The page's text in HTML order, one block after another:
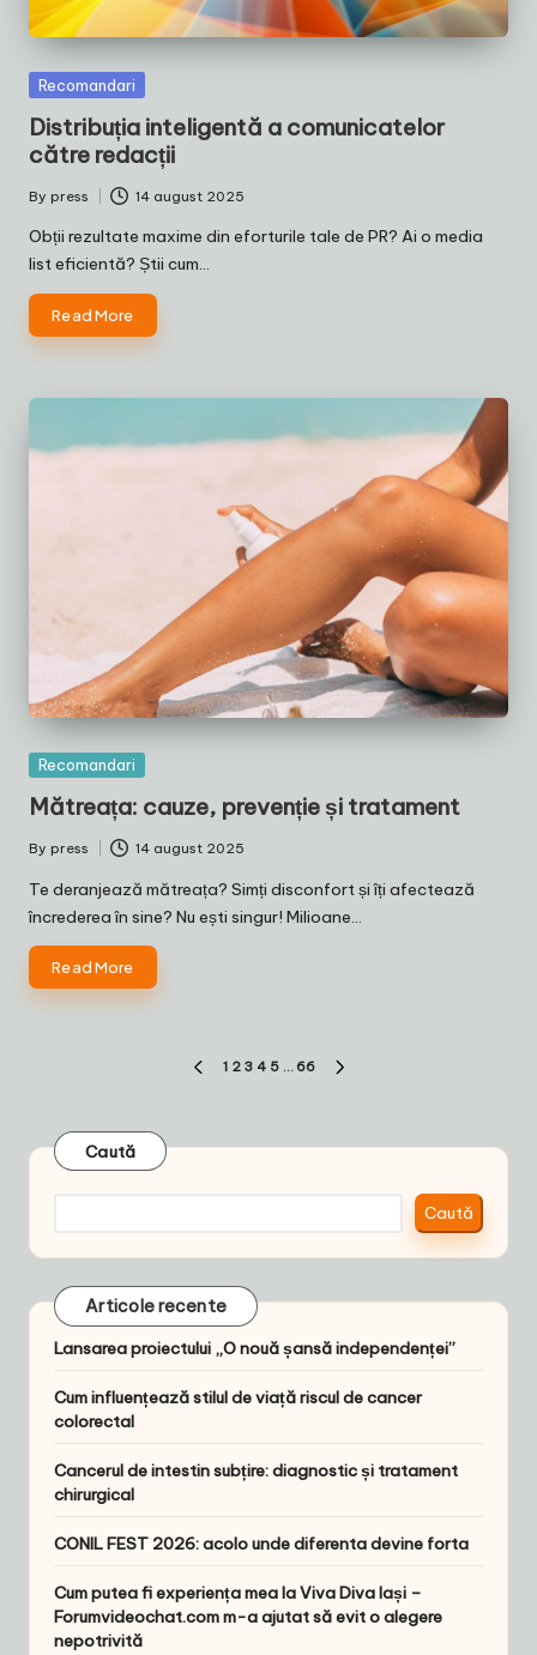
Posted
Recomandari
Distribuția inteligentă a comunicatelor
către redacții
Posted
by
By press 14 august 2025
Obții rezultate maxime din eforturile tale de PR? Ai o media
list eficientă? Știi cum…
Read More
Posted
Recomandari
Mătreața: cauze, prevenție și tratament
Posted
by
By press 14 august 2025
Te deranjează mătreața? Simți disconfort și îți afectează
încrederea în sine? Nu ești singur! Milioane…
Read More
PREVIOUS
1 2 3 4 5 … 66
Caută
Caută
Articole recente
Lansarea proiectului „O nouă șansă independenței”
Cum influențează stilul de viață riscul de cancer
colorectal
Cancerul de intestin subțire: diagnostic și tratament
chirurgical
CONIL FEST 2026: acolo unde diferenta devine forta
Cum putea fi experiența mea la Viva Diva Iași –
Forumvideochat.com m-a ajutat să evit o alegere
nepotrivită